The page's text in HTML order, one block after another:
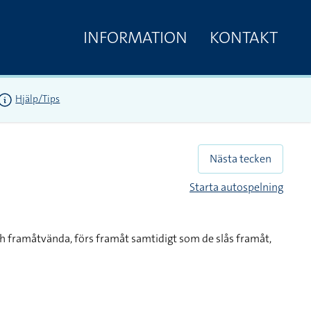
INFORMATION KONTAKT
Hjälp/Tips
Nästa tecken
Starta autospelning
framåtvända, förs framåt samtidigt som de slås framåt,